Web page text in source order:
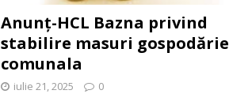
Anunț-HCL Bazna privind
stabilire masuri gospodărie
comunala
iulie 21, 2025 0